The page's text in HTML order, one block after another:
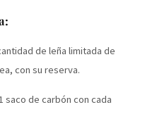
de leña limitada de
con su reserva.
saco de carbón con cada